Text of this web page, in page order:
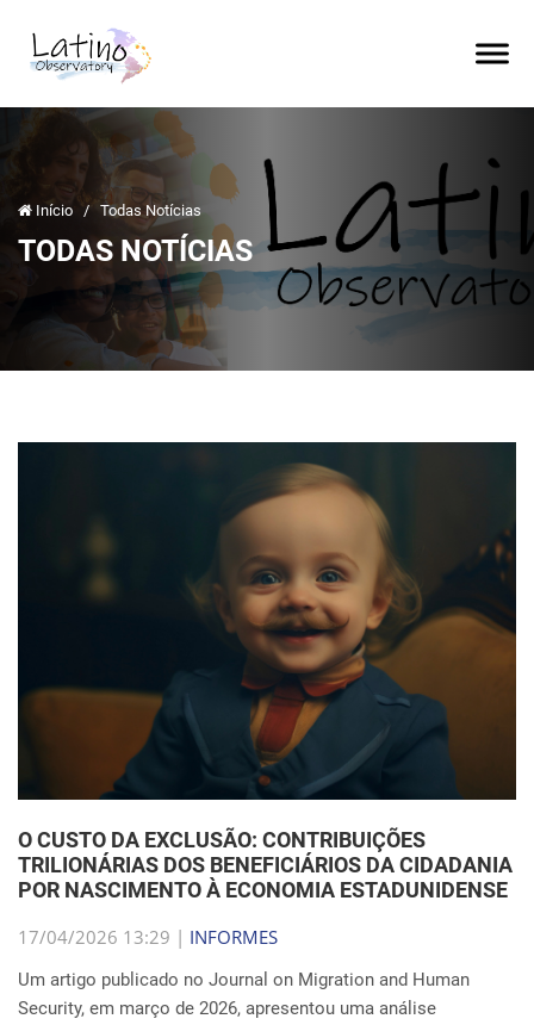
Início / Todas Notícias
TODAS NOTÍCIAS
O CUSTO DA EXCLUSÃO: CONTRIBUIÇÕES
TRILIONÁRIAS DOS BENEFICIÁRIOS DA CIDADANIA
POR NASCIMENTO À ECONOMIA ESTADUNIDENSE
17/04/2026 13:29 | INFORMES
Um artigo publicado no Journal on Migration and Human
Security, em março de 2026, apresentou uma análise